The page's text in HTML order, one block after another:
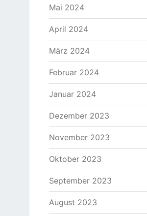
Mai 2024
April 2024
März 2024
Februar 2024
Januar 2024
Dezember 2023
November 2023
Oktober 2023
September 2023
August 2023